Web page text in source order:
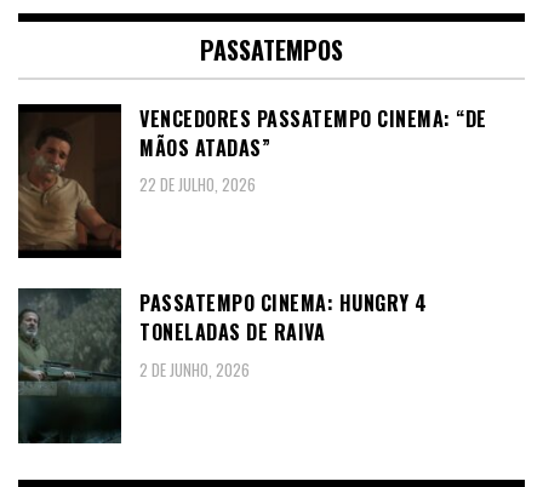
PASSATEMPOS
VENCEDORES PASSATEMPO CINEMA: “DE
MÃOS ATADAS”
22 DE JULHO, 2026
PASSATEMPO CINEMA: HUNGRY 4
TONELADAS DE RAIVA
2 DE JUNHO, 2026